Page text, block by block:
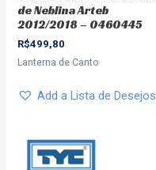
de Neblina Arteb
2012/2018 – 0460445
R$499,80
Lanterna de Canto
Add a Lista de Desejos